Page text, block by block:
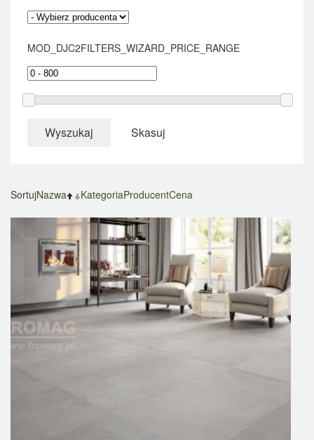
MOD_DJC2FILTERS_WIZARD_PRICE_RANGE
Wyszukaj Skasuj
SortujNazwa KategoriaProducentCena